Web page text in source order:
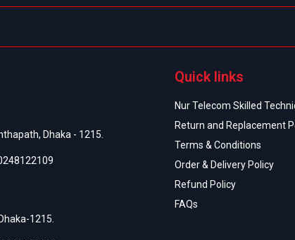
Dhaka - 1215.
1215.
Quick links
Nur Telecom Skilled
Return and Replacement
Terms & Conditions
Order & Delivery Policy
Refund Policy
FAQs